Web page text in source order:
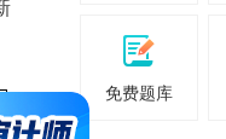
免费题库